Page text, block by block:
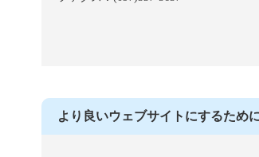
より良いウェブサイトにするため